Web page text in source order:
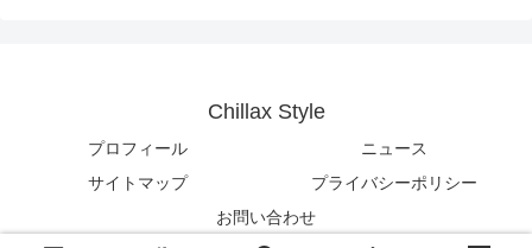
Chillax Style
プロフィール
ニュース
サイトマップ
プライバシーポリシー
お問い合わせ